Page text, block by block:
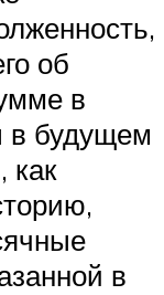
об
в
в будущем
как
в